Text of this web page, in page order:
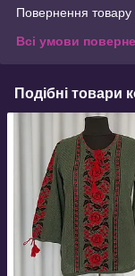
Повернення товару
Всі умови
Подібні товари